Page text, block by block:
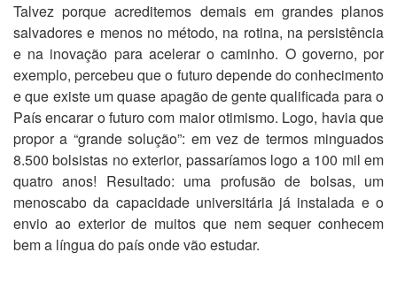
Talvez porque acreditemos demais em grandes planos
salvadores e menos no método, na rotina, na persistência
e na inovação para acelerar o caminho. O governo, por
exemplo, percebeu que o futuro depende do conhecimento
e que existe um quase apagão de gente qualificada para o
País encarar o futuro com maior otimismo. Logo, havia que
propor a “grande solução”: em vez de termos minguados
8.500 bolsistas no exterior, passaríamos logo a 100 mil em
quatro anos! Resultado: uma profusão de bolsas, um
menoscabo da capacidade universitária já instalada e o
envio ao exterior de muitos que nem sequer conhecem
bem a língua do país onde vão estudar.